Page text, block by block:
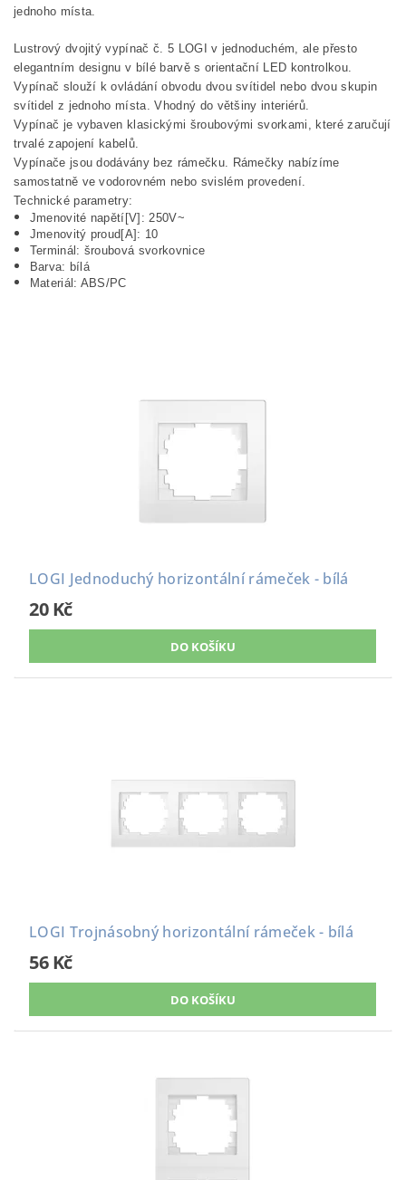
jednoho místa.
Lustrový dvojitý vypínač č. 5 LOGI v jednoduchém, ale přesto
elegantním designu v bílé barvě s orientační LED kontrolkou.
Vypínač slouží k ovládání obvodu dvou svítidel nebo dvou skupin
svítidel z jednoho místa. Vhodný do většiny interiérů.
Vypínač je vybaven klasickými šroubovými svorkami, které zaručují
trvalé zapojení kabelů.
Vypínače jsou dodávány bez rámečku. Rámečky nabízíme
samostatně ve vodorovném nebo svislém provedení.
Technické parametry:
Jmenovité napětí[V]: 250V~
Jmenovitý proud[A]: 10
Terminál: šroubová svorkovnice
Barva: bílá
Materiál: ABS/PC
LOGI Jednoduchý horizontální rámeček - bílá
20 Kč
LOGI Trojnásobný horizontální rámeček - bílá
56 Kč